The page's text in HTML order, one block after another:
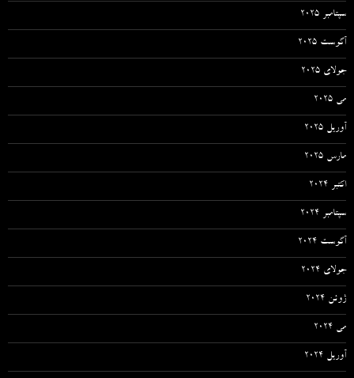
سپتامبر 2025
آگوست 2025
جولای 2025
می 2025
آوریل 2025
مارس 2025
اکتبر 2024
سپتامبر 2024
آگوست 2024
جولای 2024
ژوئن 2024
می 2024
آوریل 2024